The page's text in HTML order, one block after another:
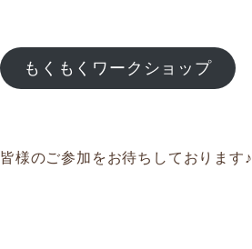
もくもくワークショップ
皆様のご参加をお待ちしております♪